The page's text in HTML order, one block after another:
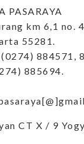
PASARAYA
km 6,1 no.
55281.
(0274) 884571,
885694.
CT X / 9